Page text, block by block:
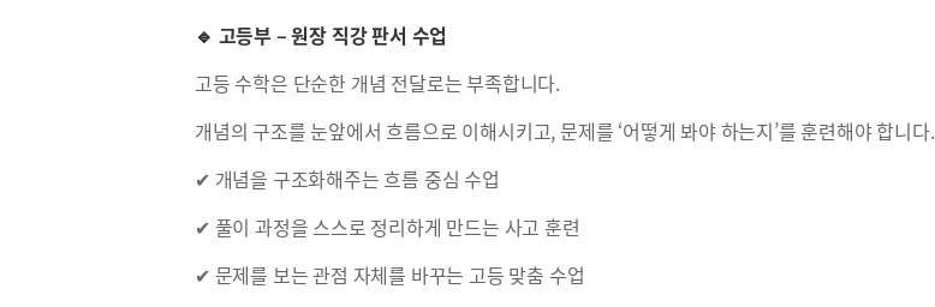
🔹 고등부 – 원장 직강 판서 수업
고등 수학은 단순한 개념 전달로는 부족합니다.
개념의 구조를 눈앞에서 흐름으로 이해시키고, 문제를 ‘어떻게 봐야 하는지’를 훈련해야 합니다.
✔ 개념을 구조화해주는 흐름 중심 수업
✔ 풀이 과정을 스스로 정리하게 만드는 사고 훈련
✔ 문제를 보는 관점 자체를 바꾸는 고등 맞춤 수업